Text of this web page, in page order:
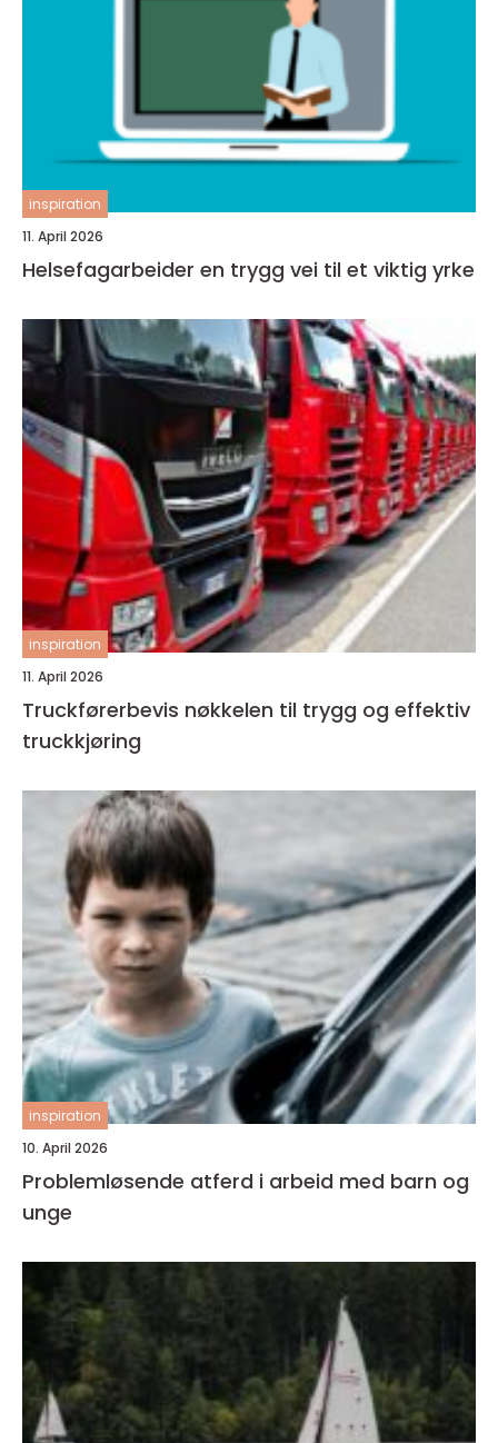
inspiration
11. April 2026
Helsefagarbeider en trygg vei til et viktig yrke
inspiration
11. April 2026
Truckførerbevis nøkkelen til trygg og effektiv
truckkjøring
inspiration
10. April 2026
Problemløsende atferd i arbeid med barn og
unge